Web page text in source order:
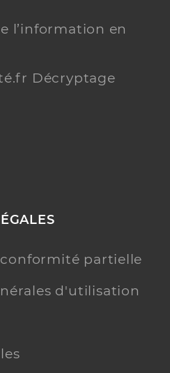
l’information en
Décryptage
partielle
d'utilisation